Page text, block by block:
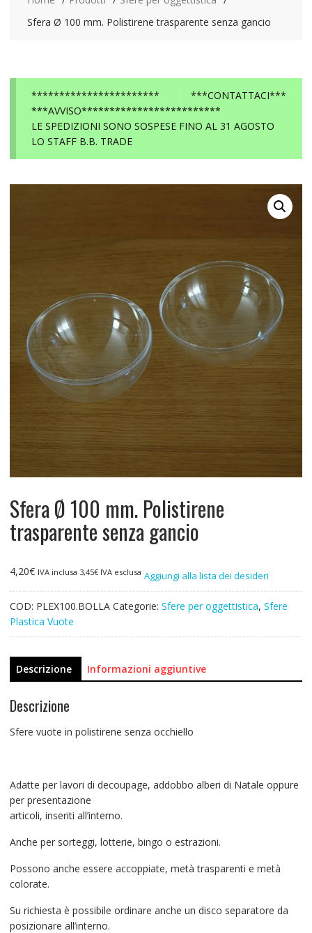
Sfera Ø 100 mm. Polistirene trasparente senza gancio
***CONTATTACI***
***********************
***AVVISO*************************
LE SPEDIZIONI SONO SOSPESE FINO AL 31 AGOSTO
LO STAFF B.B. TRADE
Sfera Ø 100 mm. Polistirene
trasparente senza gancio
4,20€ IVA inclusa 3,45€IVA esclusa Aggiungi alla lista dei desideri
COD: PLEX100.BOLLA Categorie: Sfere per oggettistica, Sfere
Plastica Vuote
Descrizione Informazioni aggiuntive
Descrizione
Sfere vuote in polistirene senza occhiello
Adatte per lavori di decoupage, addobbo alberi di Natale oppure
per presentazione
articoli, inseriti all’interno.
Anche per sorteggi, lotterie, bingo o estrazioni.
Possono anche essere accoppiate, metà trasparenti e metà
colorate.
Su richiesta è possibile ordinare anche un disco separatore da
posizionare all’interno.